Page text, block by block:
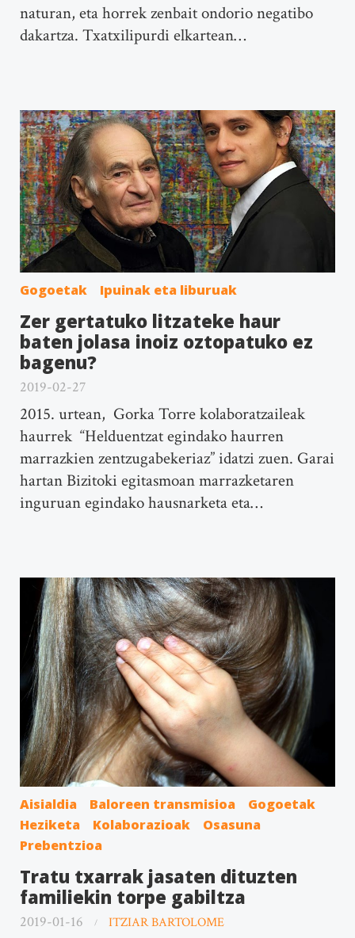
naturan, eta horrek zenbait ondorio negatibo
dakartza. Txatxilipurdi elkartean…
Gogoetak Ipuinak eta liburuak
Zer gertatuko litzateke haur
baten jolasa inoiz oztopatuko ez
bagenu?
2019-02-27
2015. urtean, Gorka Torre kolaboratzaileak
haurrek “Helduentzat egindako haurren
marrazkien zentzugabekeriaz” idatzi zuen. Garai
hartan Bizitoki egitasmoan marrazketaren
inguruan egindako hausnarketa eta…
Aisialdia Baloreen transmisioa
Gogoetak
Heziketa
Kolaborazioak
Osasuna
Prebentzioa
Tratu txarrak jasaten dituzten
familiekin torpe gabiltza
2019-01-16 ITZIAR BARTOLOME